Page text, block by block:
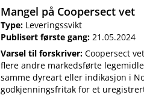
Mangel på Coopersect vet
Type: Leveringssvikt
Publisert første gang:21.05.2024
Varsel til forskriver:Coopersect
flere andre markedsførte
samme dyreart eller indikasjon i
godkjenningsfritak for et